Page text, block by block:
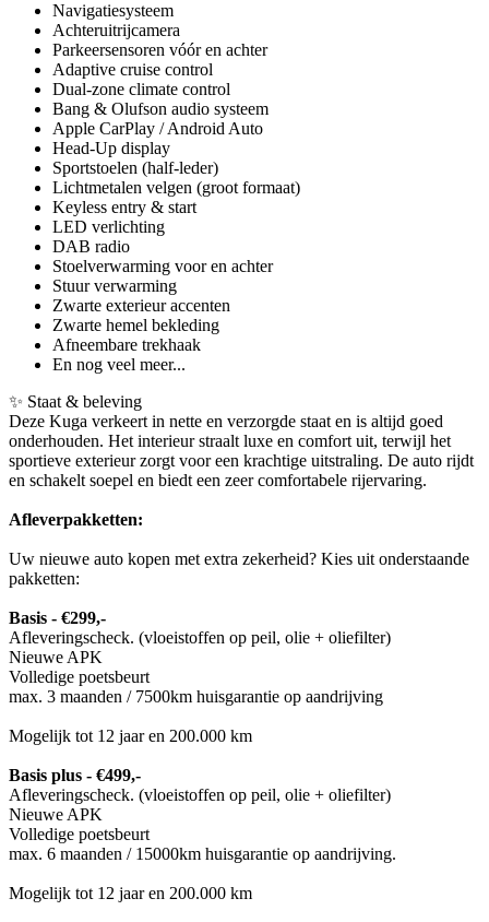
Navigatiesysteem
Achteruitrijcamera
Parkeersensoren vóór en achter
Adaptive cruise control
Dual-zone climate control
Bang & Olufson audio systeem
Apple CarPlay / Android Auto
Head-Up display
Sportstoelen (half-leder)
Lichtmetalen velgen (groot formaat)
Keyless entry & start
LED verlichting
DAB radio
Stoelverwarming voor en achter
Stuur verwarming
Zwarte exterieur accenten
Zwarte hemel bekleding
Afneembare trekhaak
En nog veel meer...
✨ Staat & beleving
Deze Kuga verkeert in nette en verzorgde staat en is altijd goed
onderhouden. Het interieur straalt luxe en comfort uit, terwijl het
sportieve exterieur zorgt voor een krachtige uitstraling. De auto rijdt
en schakelt soepel en biedt een zeer comfortabele rijervaring.
Afleverpakketten:
Uw nieuwe auto kopen met extra zekerheid? Kies uit onderstaande
pakketten:
Basis - €299,-
Afleveringscheck. (vloeistoffen op peil, olie + oliefilter)
Nieuwe APK
Volledige poetsbeurt
max. 3 maanden / 7500km huisgarantie op aandrijving
Mogelijk tot 12 jaar en 200.000 km
Basis plus - €499,-
Afleveringscheck. (vloeistoffen op peil, olie + oliefilter)
Nieuwe APK
Volledige poetsbeurt
max. 6 maanden / 15000km huisgarantie op aandrijving.
Mogelijk tot 12 jaar en 200.000 km